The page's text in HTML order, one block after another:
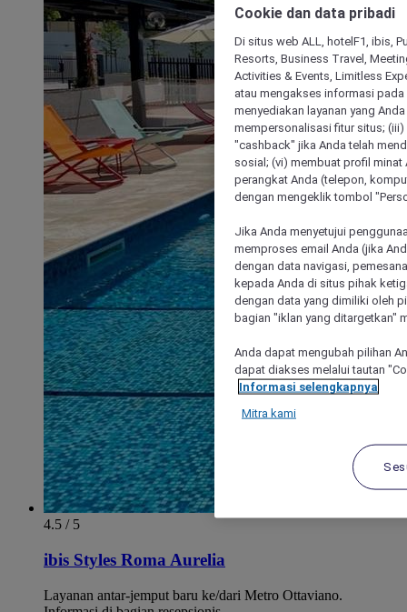
4.5 / 5
ibis Styles Roma Aurelia
Layanan antar-jemput baru ke/dari Metro Ottaviano.
Cookie dan data pribadi
Di situs web ALL, hotelF1, ibis,
Resorts, Business Travel,
Activities & Events, Limitless
atau mengakses informasi
menyediakan layanan yang
mempersonalisasi fitur situs;
"cashback" jika Anda telah
sosial; (vi) membuat profil
perangkat Anda (telepon,
dengan mengeklik tombol
Jika Anda menyetujui
memproses email Anda (jika
dengan data navigasi,
kepada Anda di situs pihak
dengan data yang dimiliki oleh
bagian "iklan yang ditargetkan"
Anda dapat mengubah pilihan
dapat diakses melalui tautan
Informasi selengkapnya
Mitra kami